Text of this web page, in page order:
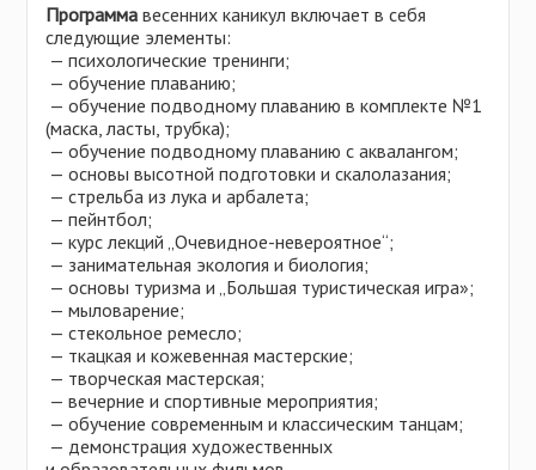
Программа весенних каникул включает в себя
следующие элементы:
— психологические тренинги;
— обучение плаванию;
— обучение подводному плаванию в комплекте №1
(маска, ласты, трубка);
— обучение подводному плаванию с аквалангом;
— основы высотной подготовки и скалолазания;
— стрельба из лука и арбалета;
— пейнтбол;
— курс лекций „Очевидное-невероятное“;
— занимательная экология и биология;
— основы туризма и „Большая туристическая игра»;
— мыловарение;
— стекольное ремесло;
— ткацкая и кожевенная мастерские;
— творческая мастерская;
— вечерние и спортивные мероприятия;
— обучение современным и классическим танцам;
— демонстрация художественных